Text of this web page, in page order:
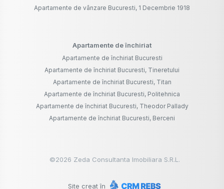
Apartamente de vânzare Bucuresti, 1 Decembrie 1918
Apartamente de închiriat
Apartamente de închiriat Bucuresti
Apartamente de închiriat Bucuresti, Tineretului
Apartamente de închiriat Bucuresti, Titan
Apartamente de închiriat Bucuresti, Politehnica
Apartamente de închiriat Bucuresti, Theodor Pallady
Apartamente de închiriat Bucuresti, Berceni
©2026 Zeda Consultanta Imobiliara S.R.L.
Site creat în